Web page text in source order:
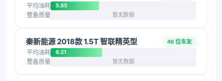
平均油耗 5.85
整备质量 暂无数据
秦新能源 2018款 1.5T 智联精英型 46 位车友
平均油耗 6.21
整备质量 暂无数据